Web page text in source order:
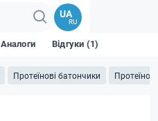
UA
RU
Протеїнові батончики
Аналоги Відгуки (1)